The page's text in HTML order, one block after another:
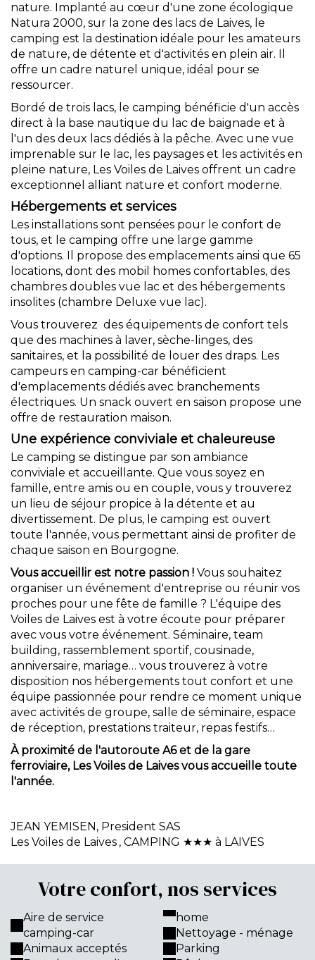
nature. Implanté au cœur d'une zone écologique
Natura 2000, sur la zone des lacs de Laives, le
camping est la destination idéale pour les amateurs
de nature, de détente et d'activités en plein air. Il
offre un cadre naturel unique, idéal pour se
ressourcer.
Bordé de trois lacs, le camping bénéficie d'un accès
direct à la base nautique du lac de baignade et à
l'un des deux lacs dédiés à la pêche. Avec une vue
imprenable sur le lac, les paysages et les activités en
pleine nature, Les Voiles de Laives offrent un cadre
exceptionnel alliant nature et confort moderne.
Hébergements et services
Les installations sont pensées pour le confort de
tous, et le camping offre une large gamme
d'options. Il propose des emplacements ainsi que 65
locations, dont des mobil homes confortables, des
chambres doubles vue lac et des hébergements
insolites (chambre Deluxe vue lac).
Vous trouverez des équipements de confort tels
que des machines à laver, sèche-linges, des
sanitaires, et la possibilité de louer des draps. Les
campeurs en camping-car bénéficient
d'emplacements dédiés avec branchements
électriques. Un snack ouvert en saison propose une
offre de restauration maison.
Une expérience conviviale et chaleureuse
Le camping se distingue par son ambiance
conviviale et accueillante. Que vous soyez en
famille, entre amis ou en couple, vous y trouverez
un lieu de séjour propice à la détente et au
divertissement. De plus, le camping est ouvert
toute l'année, vous permettant ainsi de profiter de
chaque saison en Bourgogne.
Vous accueillir est notre passion ! Vous souhaitez
organiser un événement d'entreprise ou réunir vos
proches pour une fête de famille ? L'équipe des
Voiles de Laives est à votre écoute pour préparer
avec vous votre événement. Séminaire, team
building, rassemblement sportif, cousinade,
anniversaire, mariage… vous trouverez à votre
disposition nos hébergements tout confort et une
équipe passionnée pour rendre ce moment unique
avec activités de groupe, salle de séminaire, espace
de réception, prestations traiteur, repas festifs…
À proximité de l'autoroute A6 et de la gare
ferroviaire, Les Voiles de Laives vous accueille toute
l'année.
JEAN YEMISEN, President SAS
Les Voiles de Laives , CAMPING ★★★ à LAIVES
Votre confort, nos services
Aire de service
camping-car
Animaux acceptés
home
Nettoyage - ménage
Parking